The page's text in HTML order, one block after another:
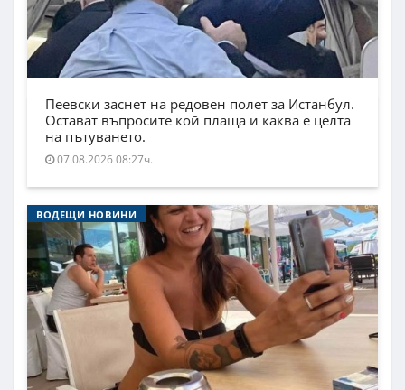
Пеевски заснет на редовен полет за Истанбул.
Остават въпросите кой плаща и каква е целта
на пътуването.
07.08.2026 08:27ч.
ВОДЕЩИ НОВИНИ